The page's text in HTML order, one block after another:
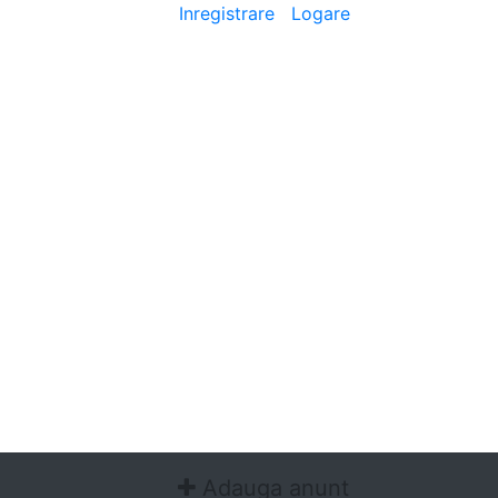
Inregistrare Logare
Adauga anunt